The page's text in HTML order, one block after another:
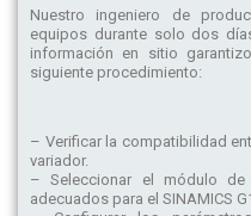
Nuestro ingeniero de
equipos durante solo dos
información en sitio
siguiente procedimiento:
– Verificar la compatibilidad
variador.
– Seleccionar el módulo
adecuados para el SINAMICS